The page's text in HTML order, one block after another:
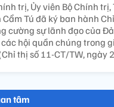
trị, Ủy viên Bộ Chính
Cẩm Tú đã ký ban hành
cường sự lãnh đạo của
hội quần chúng trong
thị số 11-CT/TW, ngày
tâm